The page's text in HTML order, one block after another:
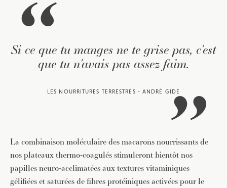
Si ce que tu manges ne te grise pas, c'est
que tu n'avais pas assez faim.
LES NOURRITURES TERRESTRES - ANDRÉ GIDE
La combinaison moléculaire des macarons nourrissants de
nos plateaux thermo-coagulés stimuleront bientôt nos
papilles neuro-acclimatées aux textures vitaminiques
gélifiées et saturées de fibres protéiniques activées pour le